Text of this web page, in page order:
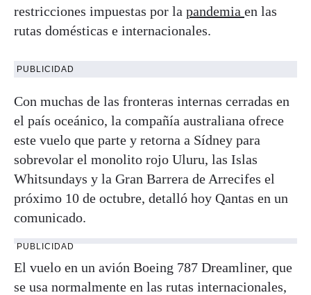
restricciones impuestas por la pandemia en las
rutas domésticas e internacionales.
PUBLICIDAD
Con muchas de las fronteras internas cerradas en
el país oceánico, la compañía australiana ofrece
este vuelo que parte y retorna a Sídney para
sobrevolar el monolito rojo Uluru, las Islas
Whitsundays y la Gran Barrera de Arrecifes el
próximo 10 de octubre, detalló hoy Qantas en un
comunicado.
PUBLICIDAD
El vuelo en un avión Boeing 787 Dreamliner, que
se usa normalmente en las rutas internacionales,